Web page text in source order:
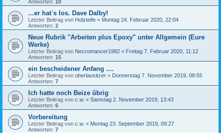
Antworten: 10
...er hatˋs los. Dave Dalby!
Letzter Beitrag von Holzteife « Montag 24. Februar 2020, 22:04
Antworten: 2
Neue Rubrik "Arbeiten plus Epoxy" unter Allgemein (Eure
Werke)
Letzter Beitrag von Necromancer1982 « Freitag 7. Februar 2020, 11:12
Antworten: 15
ein bescheidener Anfang ....
Letzter Beitrag von oberlausitzer « Donnerstag 7. November 2019, 08:55
Antworten: 7
Ich hatte noch Beize übrig
Letzter Beitrag von c.w. « Samstag 2. November 2019, 13:43
Antworten: 6
Vorbereitung
Letzter Beitrag von c.w. « Montag 23. September 2019, 09:27
Antworten: 7